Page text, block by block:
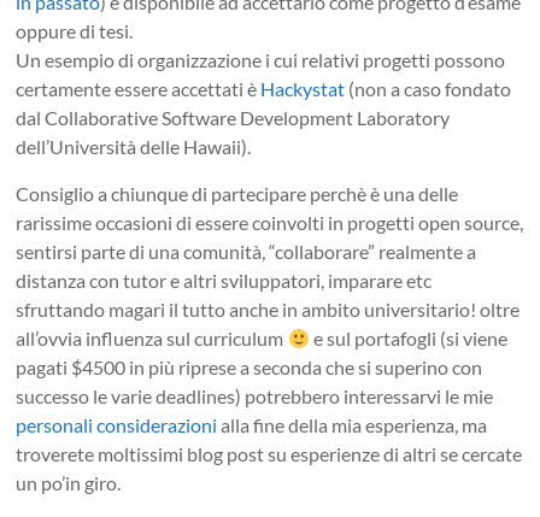
oppure di tesi.
Un esempio di organizzazione i cui relativi progetti possono
certamente essere accettati è Hackystat (non a caso fondato
dal Collaborative Software Development Laboratory
dell’Università delle Hawaii).
Consiglio a chiunque di partecipare perchè è una delle
rarissime occasioni di essere coinvolti in progetti open source,
sentirsi parte di una comunità, “collaborare” realmente a
distanza con tutor e altri sviluppatori, imparare etc
sfruttando magari il tutto anche in ambito universitario! oltre
all’ovvia influenza sul curriculum
e sul portafogli (si viene
pagati $4500 in più riprese a seconda che si superino con
successo le varie deadlines) potrebbero interessarvi le mie
personali considerazioni alla fine della mia esperienza, ma
troverete moltissimi blog post su esperienze di altri se cercate
un po’in giro.